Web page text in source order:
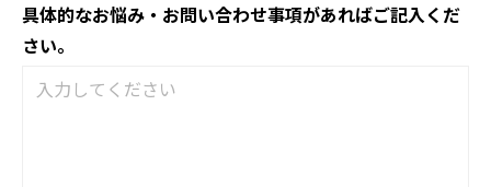
具体的なお悩み・お問い合わせ事項があればご記入くだ
さい。